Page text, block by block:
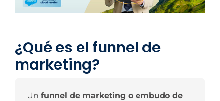
¿Qué es el funnel de
marketing?
Un funnel de marketing o embudo de